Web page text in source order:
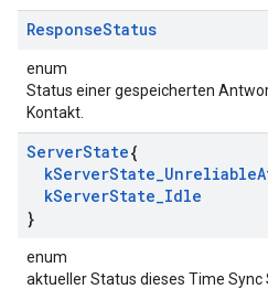
ResponseStatus
enum
Status einer gespeicherten
Kontakt.
ServerState{
kServerState_Unreliable
kServerState_Idle
}
enum
aktueller Status dieses Time Sync